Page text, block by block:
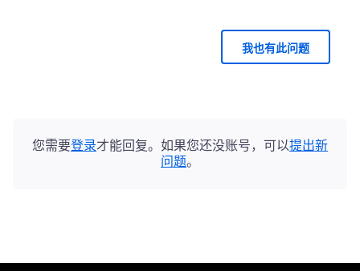
我也有此问题
您需要登录才能回复。如果您还没账号，可以提出新
问题。